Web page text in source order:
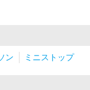
ン ミニストップ